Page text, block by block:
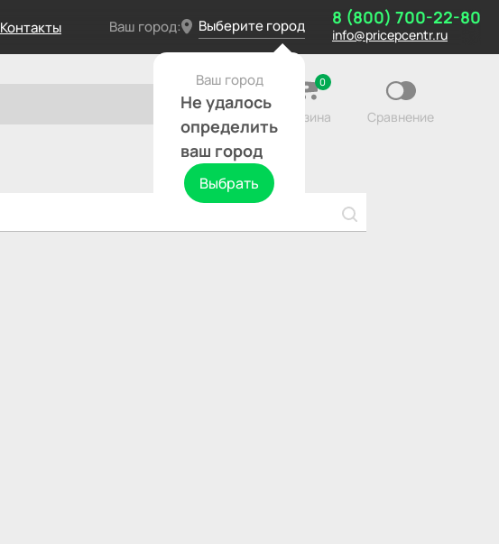
Контакты Ваш город: Выберите город
Ваш город
Не удалось
определить
ваш город
Выбрать
8 (800) 700-22-80
info@pricepcentr.ru
0
Корзина Сравнение